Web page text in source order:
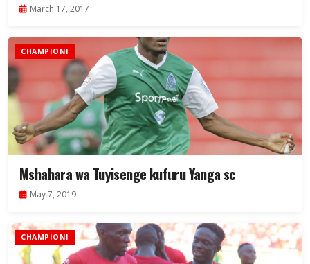
March 17, 2017
CHAMPIONI
Mshahara wa Tuyisenge kufuru Yanga sc
May 7, 2019
CHAMPIONI